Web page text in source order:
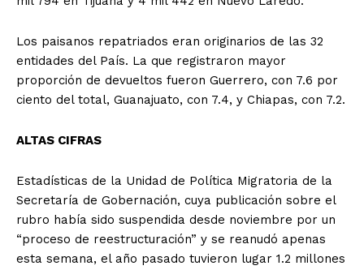
Los paisanos repatriados eran originarios de las 32
entidades del País. La que registraron mayor
proporción de devueltos fueron Guerrero, con 7.6 por
ciento del total, Guanajuato, con 7.4, y Chiapas, con 7.2.
ALTAS CIFRAS
Estadísticas de la Unidad de Política Migratoria de la
Secretaría de Gobernación, cuya publicación sobre el
rubro había sido suspendida desde noviembre por un
“proceso de reestructuración” y se reanudó apenas
esta semana, el año pasado tuvieron lugar 1.2 millones